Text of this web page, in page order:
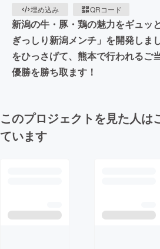
埋め込み
QRコード
新潟の牛・豚・鶏の魅力をギュッ
ぎっしり新潟メンチ」を開発しま
をひっさげて、熊本で行われるご
優勝を勝ち取ます！
このプロジェクトを見た人は
ています